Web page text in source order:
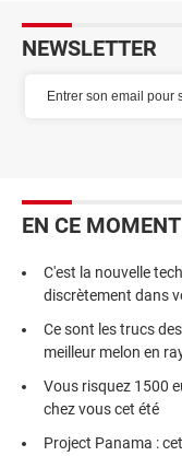
NEWSLETTER
EN CE MOMENT
C'est la nouvelle
discrètement dans
Ce sont les trucs
meilleur melon en
Vous risquez 1500
chez vous cet été
Project Panama :